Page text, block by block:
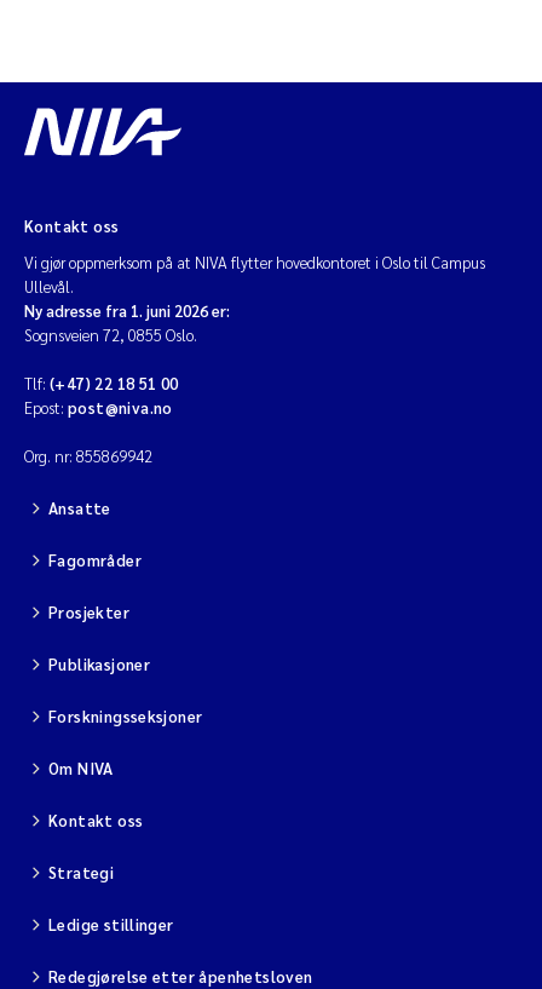
Kontakt oss
Vi gjør oppmerksom på at NIVA flytter hovedkontoret i Oslo til Campus
Ullevål.
Ny adresse fra 1. juni 2026 er:
Sognsveien 72, 0855 Oslo.
Tlf: (+47) 22 18 51 00
Epost: post@niva.no
Org. nr: 855869942
Ansatte
Fagområder
Prosjekter
Publikasjoner
Forskningsseksjoner
Om NIVA
Kontakt oss
Strategi
Ledige stillinger
Redegjørelse etter åpenhetsloven